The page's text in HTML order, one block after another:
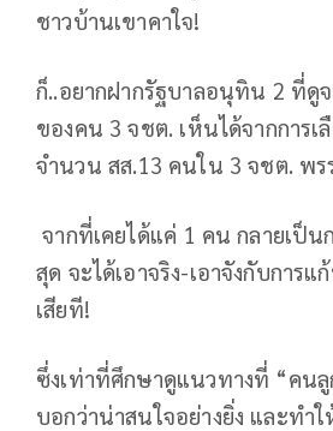
ชาวบ้านเขาคาใจ!
ก็..อยากฝากรัฐบาลอนุทิน 2 ที่ดู
ของคน 3 จชต. เห็นได้จากการเ
จำนวน สส.13 คนใน 3 จชต. พร
จากที่เคยได้แค่ 1 คน กลายเป็
สุด จะได้เอาจริง-เอาจังกับการ
เสียที!
ซึ่งเท่าที่ศึกษาดูแนวทางที่ “คน
บอกว่าน่าสนใจอย่างยิ่ง และทำใ